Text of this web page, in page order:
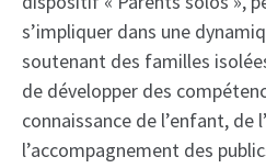
s’impliquer dans une
soutenant des familles
de développer des
connaissance de l’enfant, de
l’accompagnement des